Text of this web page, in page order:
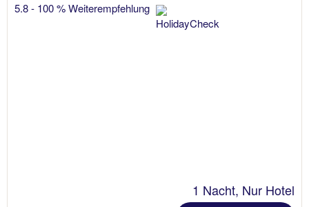
5.8 - 100 % Weiterempfehlung
1 Nacht, Nur Hotel